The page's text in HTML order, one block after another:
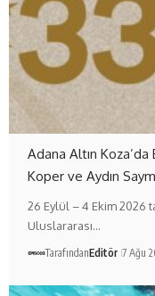
Adana Altın
Koper ve Aydın
26 Eylül – 4 Ekim 2026
Uluslararası…
TarafındanEditör 7 Ağu